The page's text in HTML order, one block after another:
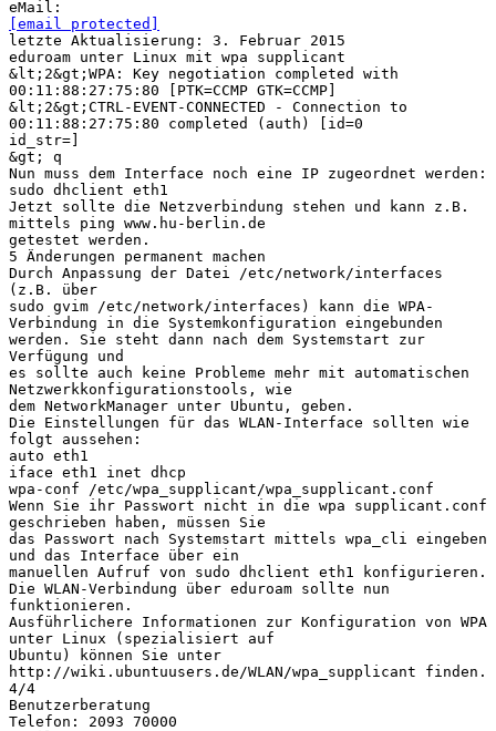
[email protected]
letzte Aktualisierung: 3. Februar 2015
eduroam unter Linux mit wpa supplicant
&lt;2&gt;WPA: Key negotiation completed with
00:11:88:27:75:80 [PTK=CCMP GTK=CCMP]
&lt;2&gt;CTRL-EVENT-CONNECTED - Connection to
00:11:88:27:75:80 completed (auth) [id=0
id_str=]
&gt; q
Nun muss dem Interface noch eine IP zugeordnet werden:
sudo dhclient eth1
Jetzt sollte die Netzverbindung stehen und kann z.B.
mittels ping www.hu-berlin.de
getestet werden.
5 Änderungen permanent machen
Durch Anpassung der Datei /etc/network/interfaces
(z.B. über
sudo gvim /etc/network/interfaces) kann die WPA-
Verbindung in die Systemkonfiguration eingebunden
werden. Sie steht dann nach dem Systemstart zur
Verfügung und
es sollte auch keine Probleme mehr mit automatischen
Netzwerkkonfigurationstools, wie
dem NetworkManager unter Ubuntu, geben.
Die Einstellungen für das WLAN-Interface sollten wie
folgt aussehen:
auto eth1
iface eth1 inet dhcp
wpa-conf /etc/wpa_supplicant/wpa_supplicant.conf
Wenn Sie ihr Passwort nicht in die wpa supplicant.conf
geschrieben haben, müssen Sie
das Passwort nach Systemstart mittels wpa_cli eingeben
und das Interface über ein
manuellen Aufruf von sudo dhclient eth1 konfigurieren.
Die WLAN-Verbindung über eduroam sollte nun
funktionieren.
Ausführlichere Informationen zur Konfiguration von WPA
unter Linux (spezialisiert auf
Ubuntu) können Sie unter
http://wiki.ubuntuusers.de/WLAN/wpa_supplicant finden.
4/4
Benutzerberatung
Telefon: 2093 70000